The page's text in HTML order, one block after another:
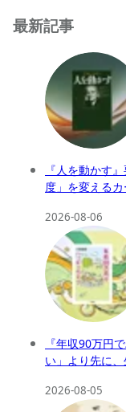
最新記事
『人を動かす
度」を変える
2026-08-06
『年収90万円
い」より先に
2026-08-05